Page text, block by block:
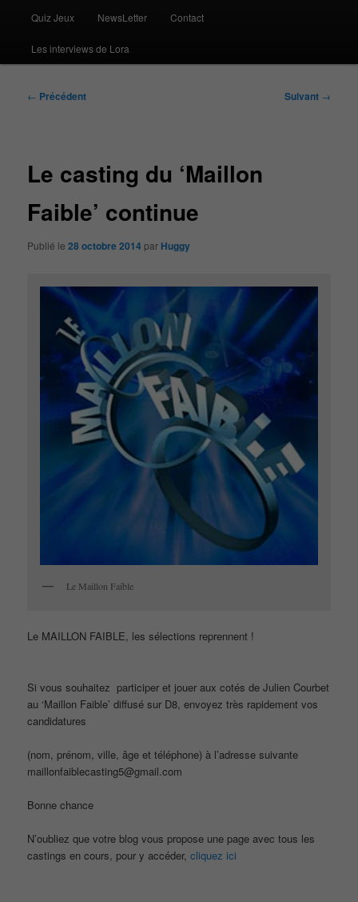
Quiz Jeux NewsLetter Contact
Les interviews de Lora
Navigation
← Précédent Suivant →
Le casting du ‘Maillon
Faible’ continue
Publié le28 octobre 2014 par Huggy
Le Maillon Faible
Le MAILLON FAIBLE, les sélections reprennent !
Si vous souhaitez participer et jouer aux cotés de Julien Courbet
au ‘Maillon Faible’ diffusé sur D8, envoyez très rapidement vos
candidatures
(nom, prénom, ville, âge et téléphone) à l’adresse suivante
maillonfaiblecasting5@gmail.com
Bonne chance
N’oubliez que votre blog vous propose une page avec tous les
castings en cours, pour y accéder,cliquez ici